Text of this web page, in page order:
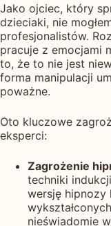
Jako ojciec, który
dzieciaki, nie
profesjonalistów.
pracuje z emocjami
to, że to nie jest
forma manipulacji
poważne.
Oto kluczowe
eksperci:
Zagrożenie
techniki
wersję hipnozy
nieświadomie